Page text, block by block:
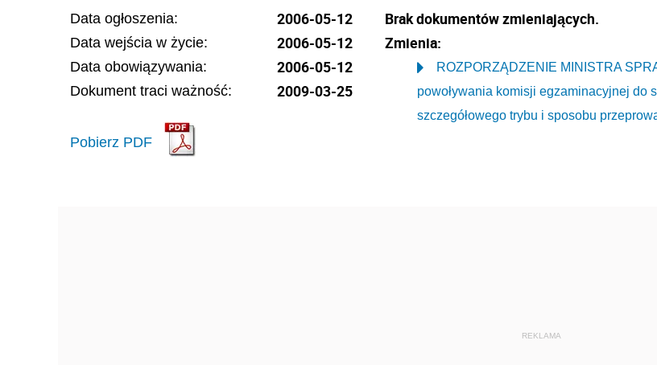
Data ogłoszenia: 2006-05-12
Data wejścia w życie: 2006-05-12
Data obowiązywania: 2006-05-12
Dokument traci ważność: 2009-03-25
Pobierz PDF
Brak dokumentów zmieniających.
Zmienia:
ROZPORZĄDZENIE MINISTRA
powoływania komisji egzaminacyjnej do
szczegółowego trybu i sposobu